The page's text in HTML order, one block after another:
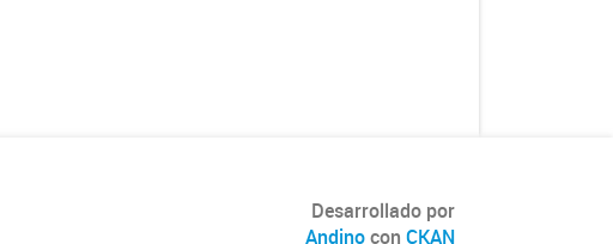
Desarrollado por
Andinocon CKAN